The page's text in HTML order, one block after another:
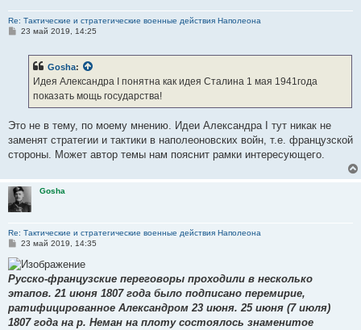
Re: Тактические и стратегические военные действия Наполеона
С23 май 2019, 14:25
Gosha:
Идея Александра I понятна как идея Сталина 1 мая 1941года
показать мощь государства!
Это не в тему, по моему мнению. Идеи Александра I тут никак не
заменят стратегии и тактики в наполеоновских войн, т.е. французской
стороны. Может автор темы нам пояснит рамки интересующего.
Gosha
Re: Тактические и стратегические военные действия Наполеона
С
о
б
щ
е
и
е
23 май 2019, 14:35
Русско-французские переговоры проходили в несколько
этапов. 21 июня 1807 года было подписано перемирие,
ратифицированное Александром 23 июня. 25 июня (7 июля)
1807 года на р. Неман на плоту состоялось знаменитое